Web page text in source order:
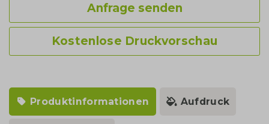
Anfrage senden
Kostenlose Druckvorschau
Produktinformationen Aufdruck